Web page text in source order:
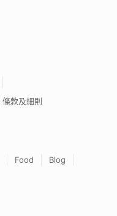
條款及細則
Food
Blog